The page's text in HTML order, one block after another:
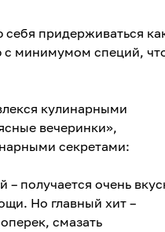
себя придерживаться
с минимумом специй,
кулинарными
вечеринки»,
секретами:
получается очень
Но главный хит –
смазать